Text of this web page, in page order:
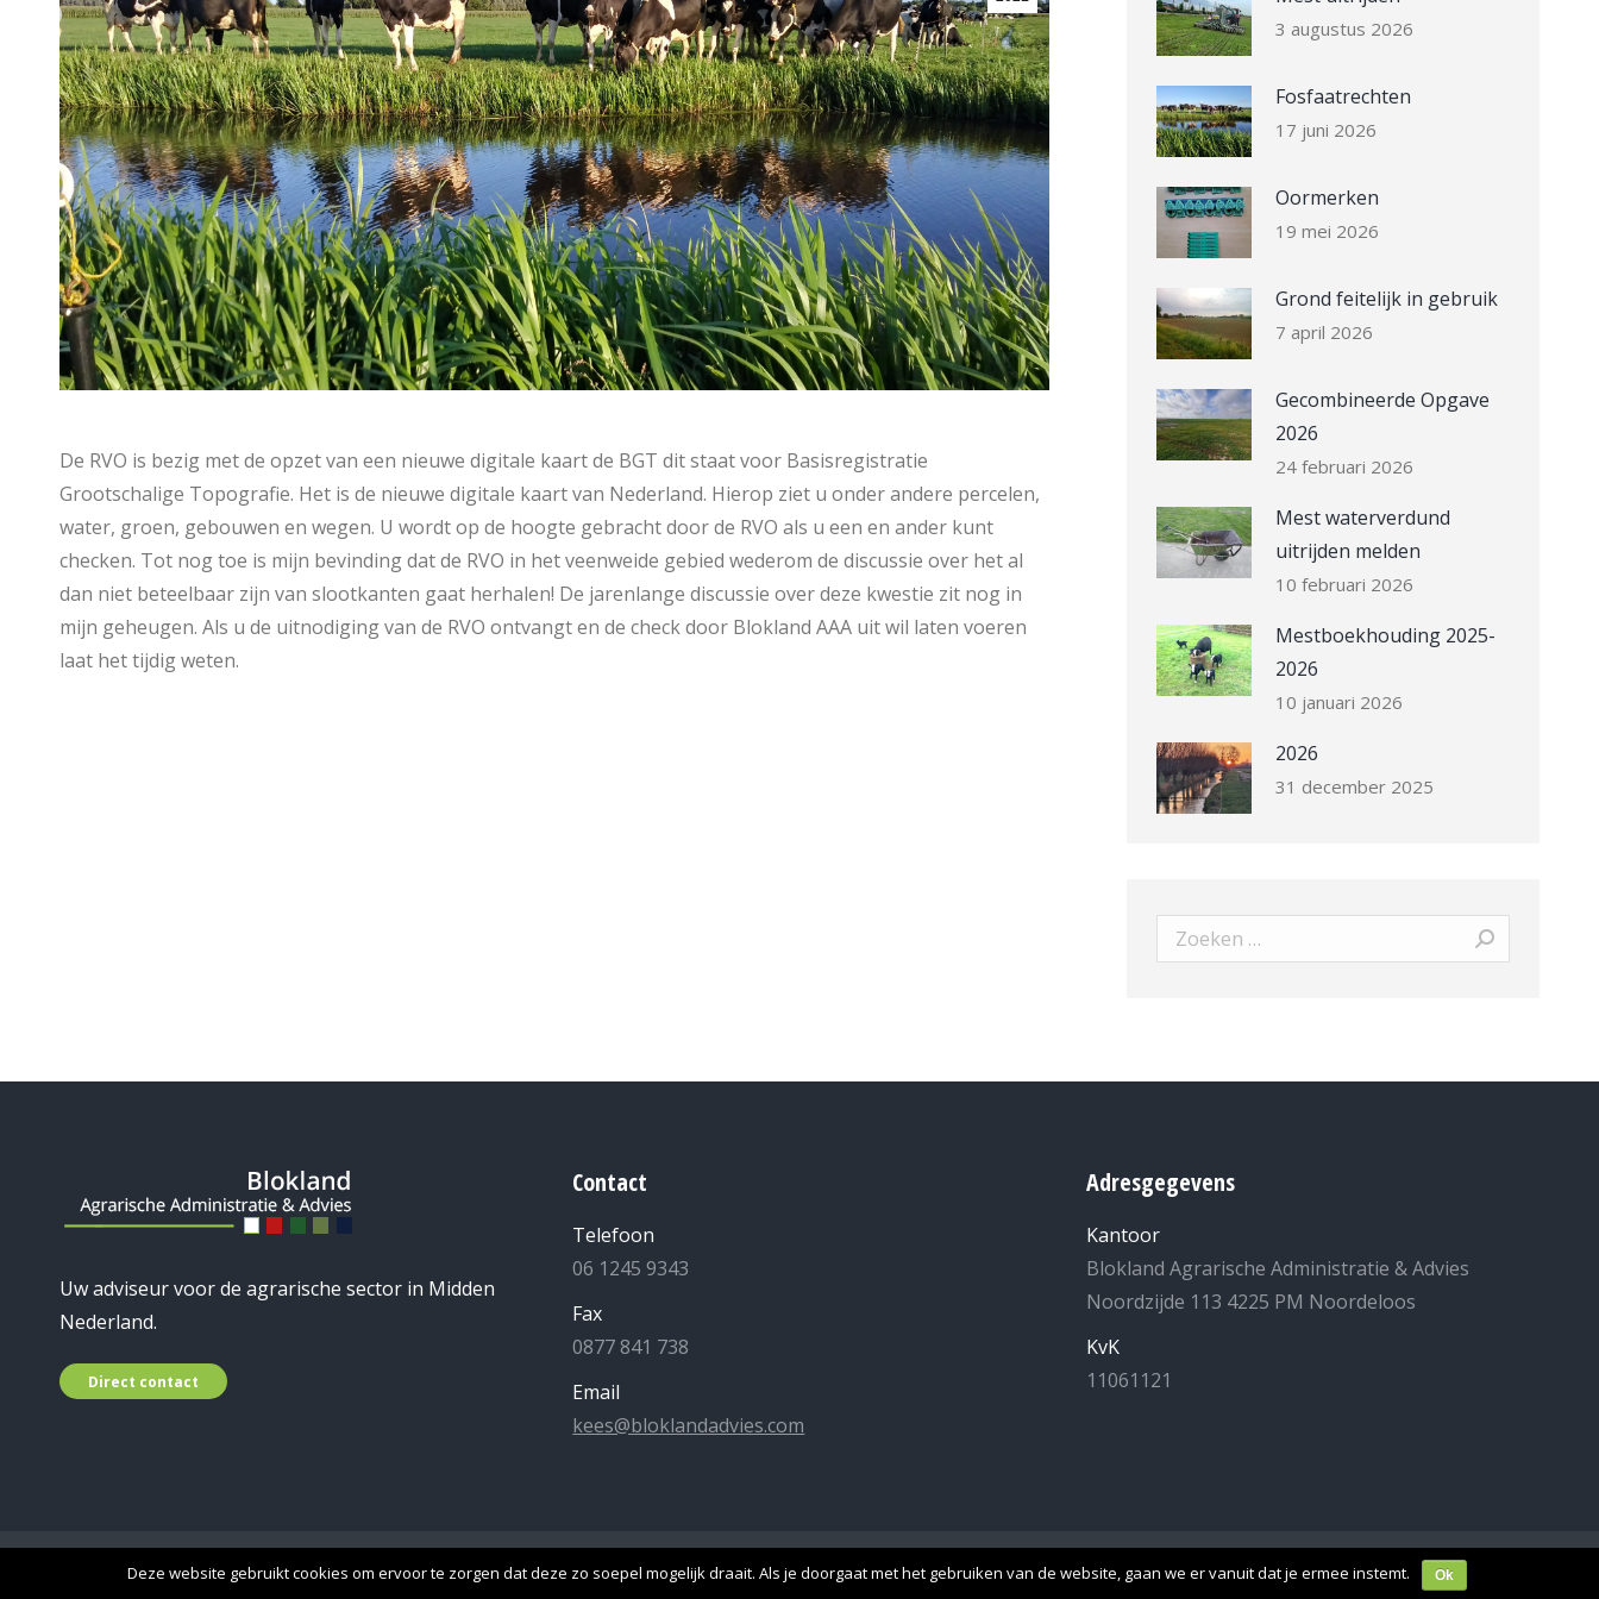
De RVO is bezig met de opzet van een nieuwe digitale kaart de BGT dit staat voor Basisregistratie
Grootschalige Topografie. Het is de nieuwe digitale kaart van Nederland. Hierop ziet u onder andere percelen,
water, groen, gebouwen en wegen. U wordt op de hoogte gebracht door de RVO als u een en ander kunt
checken. Tot nog toe is mijn bevinding dat de RVO in het veenweide gebied wederom de discussie over het al
dan niet beteelbaar zijn van slootkanten gaat herhalen! De jarenlange discussie over deze kwestie zit nog in
mijn geheugen. Als u de uitnodiging van de RVO ontvangt en de check door Blokland AAA uit wil laten voeren
laat het tijdig weten.
3 augustus 2026
Fosfaatrechten
17 juni 2026
Oormerken
19 mei 2026
Grond feitelijk in gebruik
7 april 2026
Gecombineerde Opgave
2026
24 februari 2026
Mest waterverdund
uitrijden melden
10 februari 2026
Mestboekhouding 2025-
2026
10 januari 2026
2026
31 december 2025
Search:
Uw adviseur voor de agrarische sector in Midden
Nederland.
Direct contact
Contact
Telefoon
06 1245 9343
Fax
0877 841 738
Email
kees@bloklandadvies.com
Adresgegevens
Kantoor
Blokland Agrarische Administratie & Advies
Noordzijde 113 4225 PM Noordeloos
KvK
11061121
© 2019 Blokland Advies - Alle rechten voorbehouden - Algemene Voorwaarden Privacyverklaring MuisHuis
Deze website gebruikt cookies om ervoor te zorgen dat deze zo soepel mogelijk draait. Als je doorgaat met het gebruiken van de website, gaan we er vanuit dat je ermee instemt. Ok